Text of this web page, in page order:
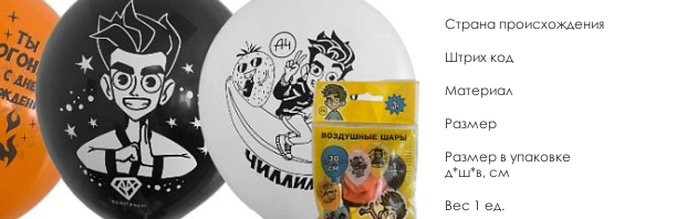
Страна происхождения
Штрих код
Материал
Размер
Размер в упаковке
д*ш*в, см
Вес 1 ед.